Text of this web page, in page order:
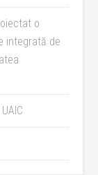
o
integrată de